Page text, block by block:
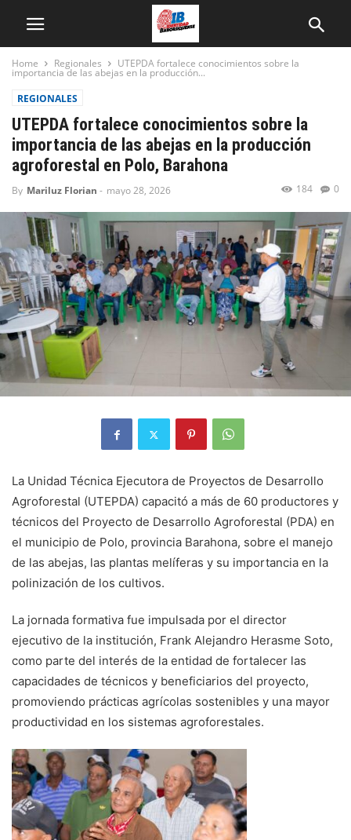
Home Regionales UTEPDA fortalece conocimientos sobre la
importancia de las abejas en la producción...
REGIONALES
UTEPDA fortalece conocimientos sobre la
importancia de las abejas en la producción
agroforestal en Polo, Barahona
By Mariluz Florian - mayo 28, 2026 0
184
La Unidad Técnica Ejecutora de Proyectos de Desarrollo
Agroforestal (UTEPDA) capacitó a más de 60 productores y
técnicos del Proyecto de Desarrollo Agroforestal (PDA) en
el municipio de Polo, provincia Barahona, sobre el manejo
de las abejas, las plantas melíferas y su importancia en la
polinización de los cultivos.
La jornada formativa fue impulsada por el director
ejecutivo de la institución, Frank Alejandro Herasme Soto,
como parte del interés de la entidad de fortalecer las
capacidades de técnicos y beneficiarios del proyecto,
promoviendo prácticas agrícolas sostenibles y una mayor
productividad en los sistemas agroforestales.